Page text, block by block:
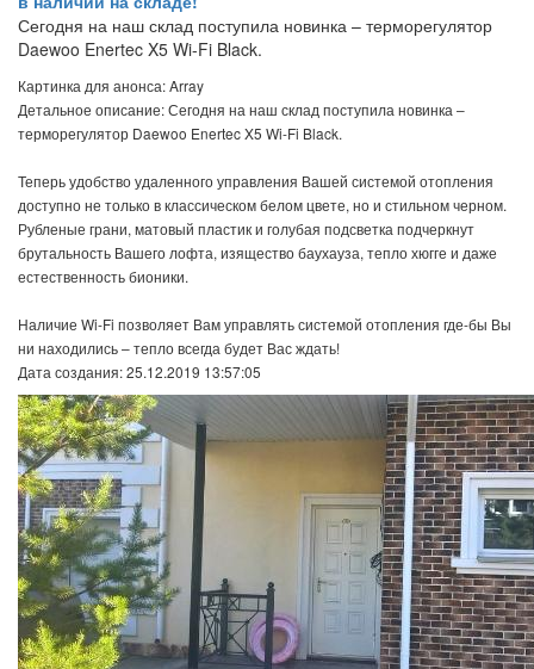
Сегодня на наш склад поступила новинка – терморегулятор
Daewoo Enertec X5 Wi-Fi Black.
Картинка для анонса: Array
Детальное описание: Сегодня на наш склад поступила новинка –
терморегулятор Daewoo Enertec X5 Wi-Fi Black.
Теперь удобство удаленного управления Вашей системой отопления
доступно не только в классическом белом цвете, но и стильном черном.
Рубленые грани, матовый пластик и голубая подсветка подчеркнут
брутальность Вашего лофта, изящество баухауза, тепло хюгге и даже
естественность бионики.
Наличие Wi-Fi позволяет Вам управлять системой отопления где-бы Вы
ни находились – тепло всегда будет Вас ждать!
Дата создания: 25.12.2019 13:57:05